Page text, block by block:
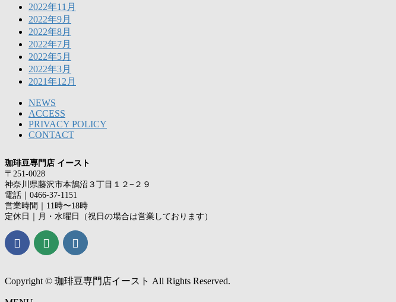
2022年11月
2022年9月
2022年8月
2022年7月
2022年5月
2022年3月
2021年12月
NEWS
ACCESS
PRIVACY POLICY
CONTACT
珈琲豆専門店 イースト
〒251-0028
神奈川県藤沢市本鵠沼３丁目１２−２９
電話｜0466-37-1151
営業時間｜11時〜18時
定休日｜月・水曜日（祝日の場合は営業しております）
Copyright © 珈琲豆専門店イースト All Rights Reserved.